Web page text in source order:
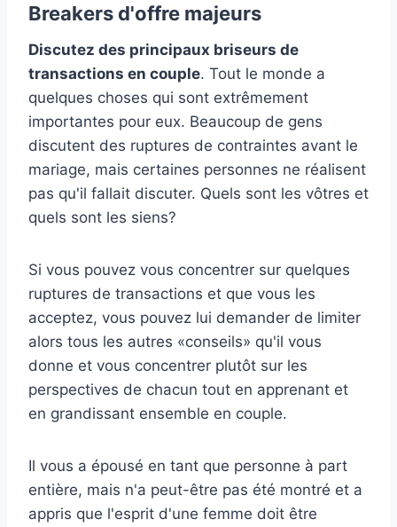
Breakers d'offre majeurs
Discutez des principaux briseurs de
transactions en couple. Tout le monde a
quelques choses qui sont extrêmement
importantes pour eux. Beaucoup de gens
discutent des ruptures de contraintes avant le
mariage, mais certaines personnes ne réalisent
pas qu'il fallait discuter. Quels sont les vôtres et
quels sont les siens?
Si vous pouvez vous concentrer sur quelques
ruptures de transactions et que vous les
acceptez, vous pouvez lui demander de limiter
alors tous les autres «conseils» qu'il vous
donne et vous concentrer plutôt sur les
perspectives de chacun tout en apprenant et
en grandissant ensemble en couple.
Il vous a épousé en tant que personne à part
entière, mais n'a peut-être pas été montré et a
appris que l'esprit d'une femme doit être